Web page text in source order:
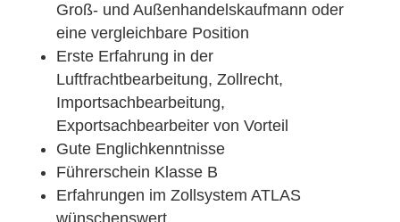
Groß- und Außenhandelskaufmann oder
eine vergleichbare Position
Erste Erfahrung in der
Luftfrachtbearbeitung, Zollrecht,
Importsachbearbeitung,
Exportsachbearbeiter von Vorteil
Gute Englichkenntnisse
Führerschein Klasse B
Erfahrungen im Zollsystem ATLAS
wünschenswert